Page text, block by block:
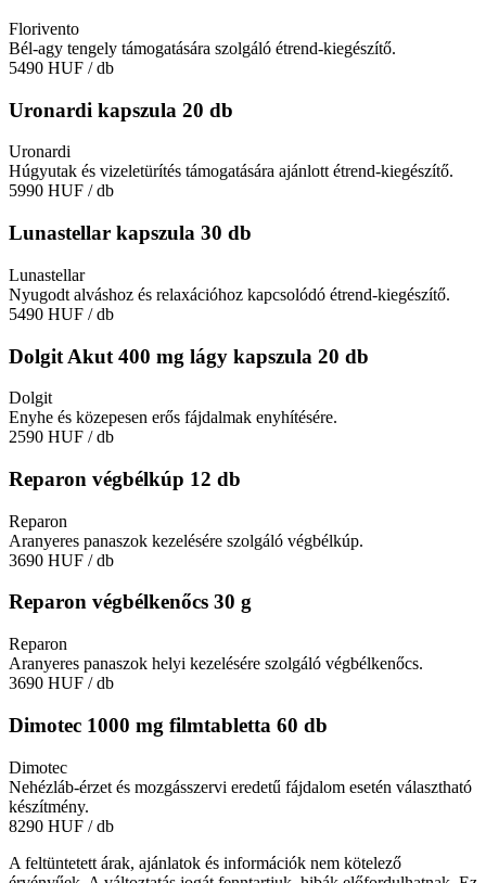
Florivento
Bél-agy tengely támogatására szolgáló étrend-kiegészítő.
5490 HUF / db
Uronardi kapszula 20 db
Uronardi
Húgyutak és vizeletürítés támogatására ajánlott étrend-kiegészítő.
5990 HUF / db
Lunastellar kapszula 30 db
Lunastellar
Nyugodt alváshoz és relaxációhoz kapcsolódó étrend-kiegészítő.
5490 HUF / db
Dolgit Akut 400 mg lágy kapszula 20 db
Dolgit
Enyhe és közepesen erős fájdalmak enyhítésére.
2590 HUF / db
Reparon végbélkúp 12 db
Reparon
Aranyeres panaszok kezelésére szolgáló végbélkúp.
3690 HUF / db
Reparon végbélkenőcs 30 g
Reparon
Aranyeres panaszok helyi kezelésére szolgáló végbélkenőcs.
3690 HUF / db
Dimotec 1000 mg filmtabletta 60 db
Dimotec
Nehézláb-érzet és mozgásszervi eredetű fájdalom esetén választható
készítmény.
8290 HUF / db
A feltüntetett árak, ajánlatok és információk nem kötelező